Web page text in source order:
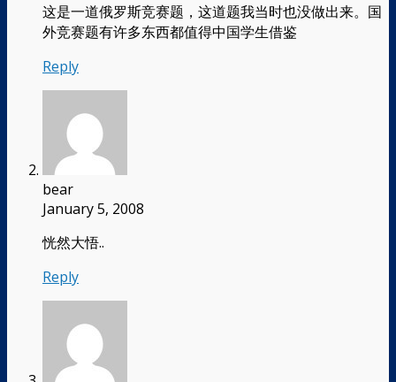
这是一道俄罗斯竞赛题，这道题我当时也没做出来。国
外竞赛题有许多东西都值得中国学生借鉴
Reply
bear
January 5, 2008
恍然大悟..
Reply